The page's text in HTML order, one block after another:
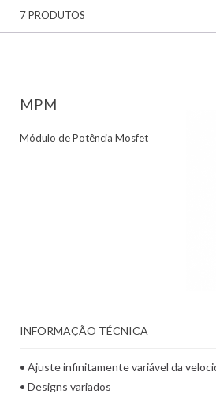
7 PRODUTOS
MPM
Módulo de Potência Mosfet
INFORMAÇÃO TÉCNICA
• Ajuste infinitamente variável da
• Designs variados